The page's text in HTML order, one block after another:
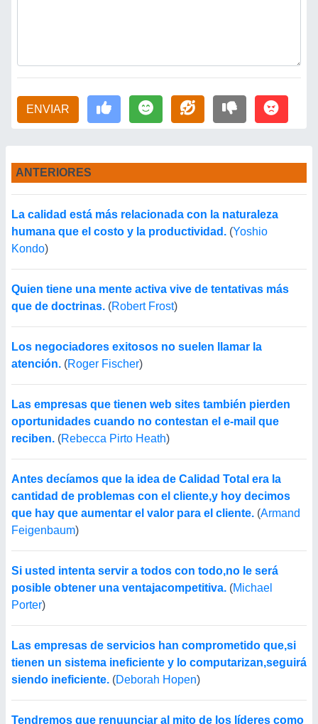
ENVIAR
ANTERIORES
La calidad está más relacionada con la naturaleza
humana que el costo y la productividad. (Yoshio
Kondo)
Quien tiene una mente activa vive de tentativas más
que de doctrinas. (Robert Frost)
Los negociadores exitosos no suelen llamar la
atención. (Roger Fischer)
Las empresas que tienen web sites también pierden
oportunidades cuando no contestan el e-mail que
reciben. (Rebecca Pirto Heath)
Antes decíamos que la idea de Calidad Total era la
cantidad de problemas con el cliente,y hoy decimos
que hay que aumentar el valor para el cliente. (Armand
Feigenbaum)
Si usted intenta servir a todos con todo,no le será
posible obtener una ventajacompetitiva. (Michael
Porter)
Las empresas de servicios han comprometido que,si
tienen un sistema ineficiente y lo computarizan,seguirá
siendo ineficiente. (Deborah Hopen)
Tendremos que renuunciar al mito de los líderes como